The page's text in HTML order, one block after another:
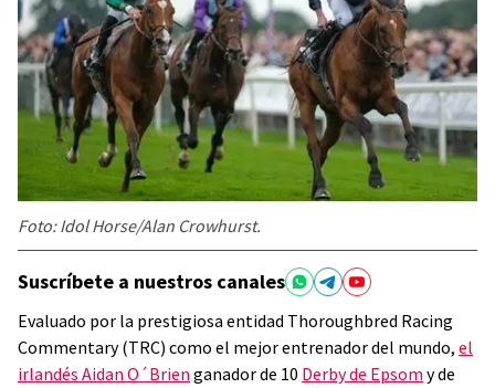
Foto: Idol Horse/Alan Crowhurst.
Suscríbete a nuestros canales
Evaluado por la prestigiosa entidad Thoroughbred Racing
Commentary (TRC) como el mejor entrenador del mundo, el
irlandés Aidan O´Brien ganador de 10 Derby de Epsom y de